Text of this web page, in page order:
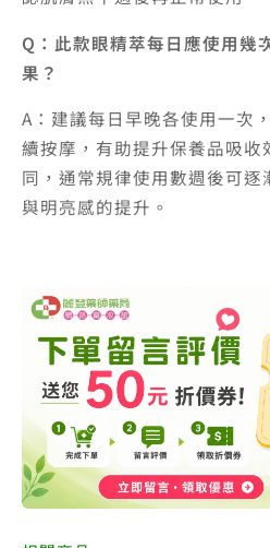
Q：此款眼精萃每日應使用幾
果？
A：建議每日早晚各使用一次
續按摩，有助提升保養品吸收
同，通常規律使用數週後可
與明亮感的提升。